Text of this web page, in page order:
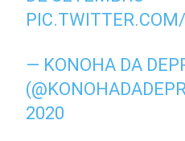
— KONOHA DA
2020